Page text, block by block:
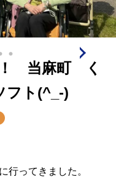
ント
資料請求
オーナー募集
！ 当麻町 く
フト(^_-)
ってきました。